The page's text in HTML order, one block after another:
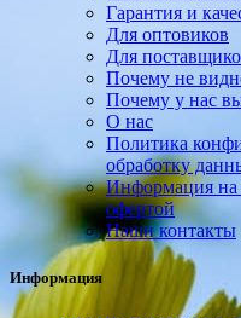
Гарантия и
Для оптовиков
Для
Почему не
Почему у нас
О нас
Политика
обработку
Информация на
офертой
Наши контакты
Информация